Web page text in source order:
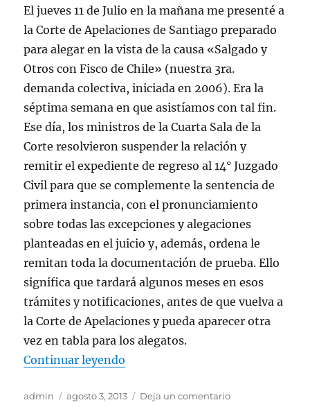
El jueves 11 de Julio en la mañana me presenté a
la Corte de Apelaciones de Santiago preparado
para alegar en la vista de la causa «Salgado y
Otros con Fisco de Chile» (nuestra 3ra.
demanda colectiva, iniciada en 2006). Era la
séptima semana en que asistíamos con tal fin.
Ese día, los ministros de la Cuarta Sala de la
Corte resolvieron suspender la relación y
remitir el expediente de regreso al 14° Juzgado
Civil para que se complemente la sentencia de
primera instancia, con el pronunciamiento
sobre todas las excepciones y alegaciones
planteadas en el juicio y, además, ordena le
remitan toda la documentación de prueba. Ello
significa que tardará algunos meses en esos
trámites y notificaciones, antes de que vuelva a
la Corte de Apelaciones y pueda aparecer otra
vez en tabla para los alegatos.
Continuar leyendo
Autor
admin
Publicado
agosto 3, 2013 Deja un comentarioen